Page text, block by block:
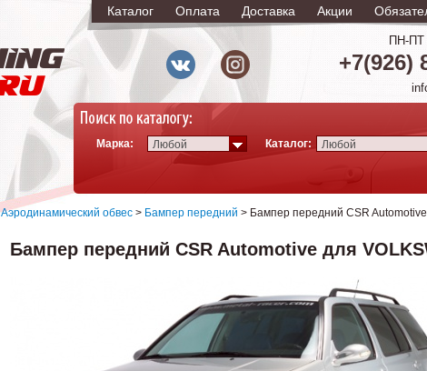
ПН-ПТ
+7(926)
Каталог Оплата Доставка Акции
Марка: Любой Каталог: Любой
Аэродинамический обвес > Бампер передний > Бампер передний CSR
Бампер передний CSR Automotive для